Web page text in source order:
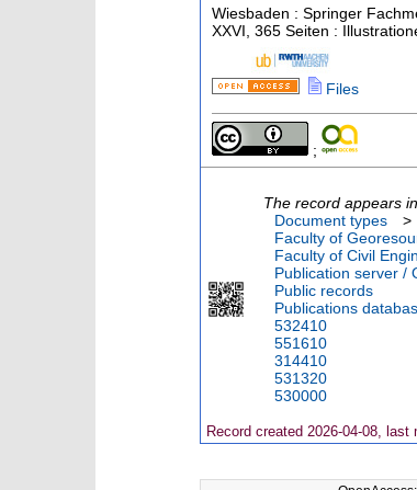
Wiesbaden : Springer
XXVI, 365 Seiten :
Files
;
The record appears
Document types
>
Faculty of
Faculty of Civil
Publication server /
Public records
Publications
532410
551610
314410
531320
530000
Record created 2026-04-08, last